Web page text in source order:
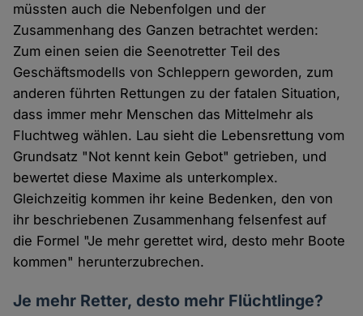
müssten auch die Nebenfolgen und der
Zusammenhang des Ganzen betrachtet werden:
Zum einen seien die Seenotretter Teil des
Geschäftsmodells von Schleppern geworden, zum
anderen führten Rettungen zu der fatalen Situation,
dass immer mehr Menschen das Mittelmehr als
Fluchtweg wählen. Lau sieht die Lebensrettung vom
Grundsatz "Not kennt kein Gebot" getrieben, und
bewertet diese Maxime als unterkomplex.
Gleichzeitig kommen ihr keine Bedenken, den von
ihr beschriebenen Zusammenhang felsenfest auf
die Formel "Je mehr gerettet wird, desto mehr Boote
kommen" herunterzubrechen.
Je mehr Retter, desto mehr Flüchtlinge?